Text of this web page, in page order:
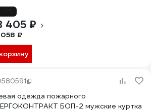
405 ₽
₽
одежда пожарного
БОП-2 мужские куртка